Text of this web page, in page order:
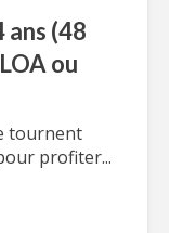
ans (48
ou
tournent
profiter...